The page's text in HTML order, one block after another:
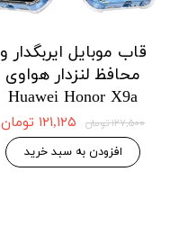
قاب موبایل ایربگدار و
محافظ لنزدار هواوی
Huawei Honor X9a
۱۲۷,۵۰۰ تومان ۱۲۱,۱۲۵ تومان
افزودن به سبد خرید